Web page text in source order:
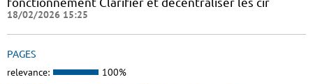
18/02/2026 15:25
PAGES
relevance: 100%